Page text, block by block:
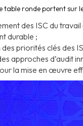
table ronde portent sur
des ISC du
durable ;
des priorités clés des
approches d’audit
la mise en œuvre